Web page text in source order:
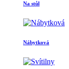
Na stůl
Nábytková